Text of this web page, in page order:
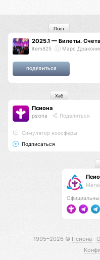
2025.1 — Билеты.
item825 Марс
Пост
Псиона
psiona Поделиться
Cимулятор ноосферы
Подписаться
Хаб
1995–2026 © Псиона